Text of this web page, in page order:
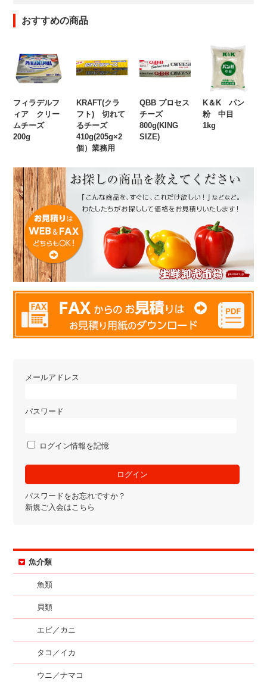
おすすめの商品
フィラデルフ
ィア クリー
ムチーズ
200g
KRAFT(クラ
フト) 切れて
るチーズ
410g(205g×2
個）業務用
QBB プロセス
チーズ
800g(KING
SIZE)
K＆K パン
粉 中目
1kg
メールアドレス
パスワード
ログイン情報を記憶
パスワードをお忘れですか？
新規ご入会はこちら
魚介類
魚類
貝類
エビ／カニ
タコ／イカ
ウニ／ナマコ